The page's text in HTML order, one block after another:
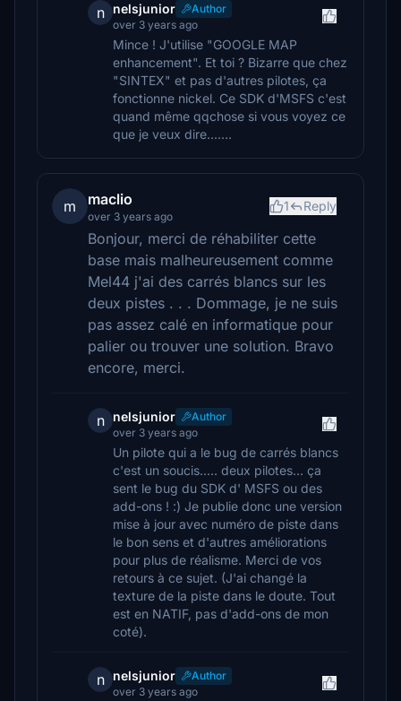
n nelsjunior
Author
over 3 years ago
Mince ! J'utilise "GOOGLE MAP
enhancement". Et toi ? Bizarre que chez
"SINTEX" et pas d'autres pilotes, ça
fonctionne nickel. Ce SDK d'MSFS c'est
quand même qqchose si vous voyez ce
que je veux dire.......
m maclio
over 3 years ago
1 Reply
Bonjour, merci de réhabiliter cette
base mais malheureusement comme
Mel44 j'ai des carrés blancs sur les
deux pistes . . . Dommage, je ne suis
pas assez calé en informatique pour
palier ou trouver une solution. Bravo
encore, merci.
n nelsjunior
Author
over 3 years ago
Un pilote qui a le bug de carrés blancs
c'est un soucis..... deux pilotes... ça
sent le bug du SDK d' MSFS ou des
add-ons ! :) Je publie donc une version
mise à jour avec numéro de piste dans
le bon sens et d'autres améliorations
pour plus de réalisme. Merci de vos
retours à ce sujet. (J'ai changé la
texture de la piste dans le doute. Tout
est en NATIF, pas d'add-ons de mon
coté).
n nelsjunior
Author
over 3 years ago